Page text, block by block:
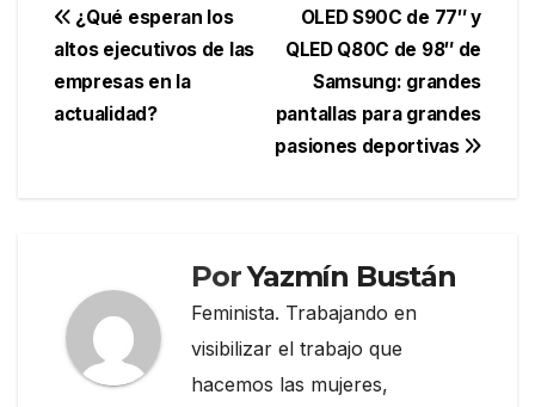
Navegación
de
entradas
OLED S90C de 77″ y
QLED Q80C de 98″ de
Samsung: grandes
pantallas para grandes
pasiones deportivas
¿Qué esperan los
altos ejecutivos de las
empresas en la
actualidad?
PorYazmín Bustán
Feminista. Trabajando en
visibilizar el trabajo que
hacemos las mujeres,